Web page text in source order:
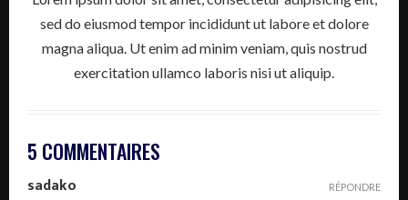
sed do eiusmod tempor incididunt ut labore et dolore
magna aliqua. Ut enim ad minim veniam, quis nostrud
exercitation ullamco laboris nisi ut aliquip.
5 COMMENTAIRES
sadako RÉPONDRE